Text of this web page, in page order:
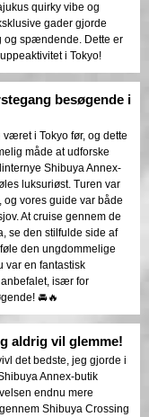
quirky vibe og
gader gjorde
og spændende. Dette er
i Tokyo!
besøgende i
i Tokyo før, og dette
måde at udforske
Shibuya Annex-
luksuriøst. Turen var
og vores guide var både
At cruise gennem de
se den stilfulde side af
den ungdommelige
var en fantastisk
især for
🚘🔥
aldrig vil glemme!
det bedste, jeg gjorde i
Annex-butik
endnu mere
Shibuya Crossing